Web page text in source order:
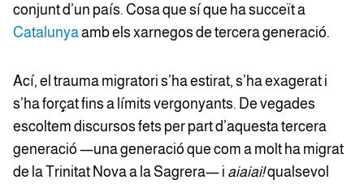
conjunt d’un país. Cosa que sí que ha succeït a
Catalunyaamb els xarnegos de tercera generació.
Ací, el trauma migratori s’ha estirat, s’ha exagerat i
s’ha forçat fins a límits vergonyants. De vegades
escoltem discursos fets per part d’aquesta tercera
generació —una generació que com a molt ha migrat
de la Trinitat Nova a la Sagrera— i aiaiai!qualsevol